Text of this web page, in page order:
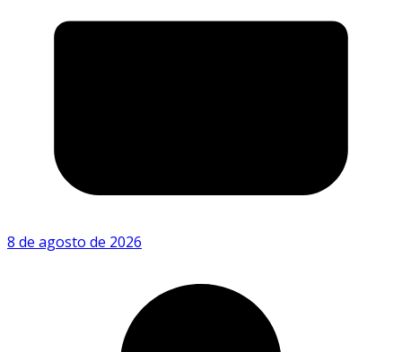
8 de agosto de 2026